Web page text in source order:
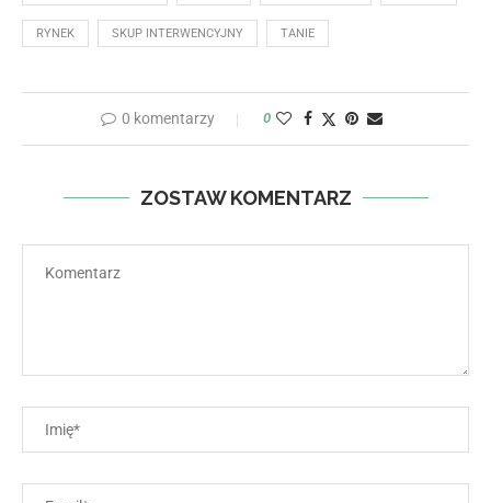
RYNEK SKUP INTERWENCYJNY TANIE
0 komentarzy 0
ZOSTAW KOMENTARZ